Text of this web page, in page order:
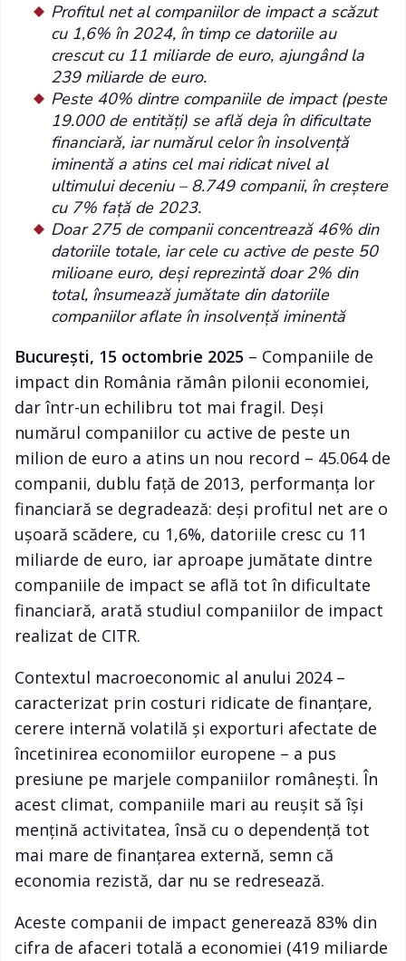
Profitul net al companiilor de impact a scăzut
cu 1,6% în 2024, în timp ce datoriile au
crescut cu 11 miliarde de euro, ajungând la
239 miliarde de euro.
Peste 40% dintre companiile de impact (peste
19.000 de entități) se află deja în dificultate
financiară, iar numărul celor în insolvență
iminentă a atins cel mai ridicat nivel al
ultimului deceniu – 8.749 companii, în creștere
cu 7% față de 2023.
Doar 275 de companii concentrează 46% din
datoriile totale, iar cele cu active de peste 50
milioane euro, deși reprezintă doar 2% din
total, însumează jumătate din datoriile
companiilor aflate în insolvență iminentă
București, 15 octombrie 2025 – Companiile de
impact din România rămân pilonii economiei,
dar într-un echilibru tot mai fragil. Deși
numărul companiilor cu active de peste un
milion de euro a atins un nou record – 45.064 de
companii, dublu față de 2013, performanța lor
financiară se degradează: deși profitul net are o
ușoară scădere, cu 1,6%, datoriile cresc cu 11
miliarde de euro, iar aproape jumătate dintre
companiile de impact se află tot în dificultate
financiară, arată studiul companiilor de impact
realizat de CITR.
Contextul macroeconomic al anului 2024 –
caracterizat prin costuri ridicate de finanțare,
cerere internă volatilă și exporturi afectate de
încetinirea economiilor europene – a pus
presiune pe marjele companiilor românești. În
acest climat, companiile mari au reușit să își
mențină activitatea, însă cu o dependență tot
mai mare de finanțarea externă, semn că
economia rezistă, dar nu se redresează.
Aceste companii de impact generează 83% din
cifra de afaceri totală a economiei (419 miliarde